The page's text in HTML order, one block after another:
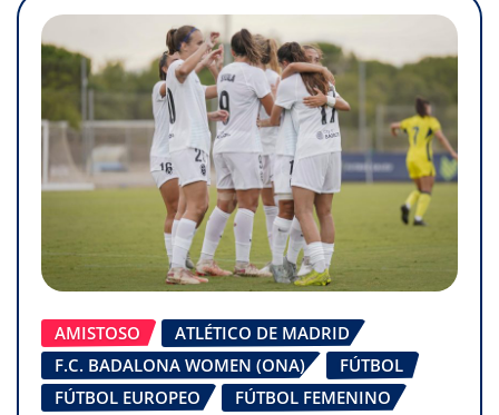
AMISTOSO
ATLÉTICO DE MADRID
F.C. BADALONA WOMEN (ONA)
FÚTBOL
FÚTBOL EUROPEO
FÚTBOL FEMENINO